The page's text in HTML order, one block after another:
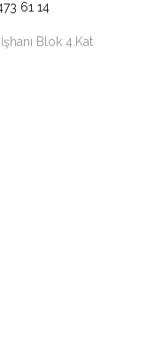
61 14
Blok 4.Kat